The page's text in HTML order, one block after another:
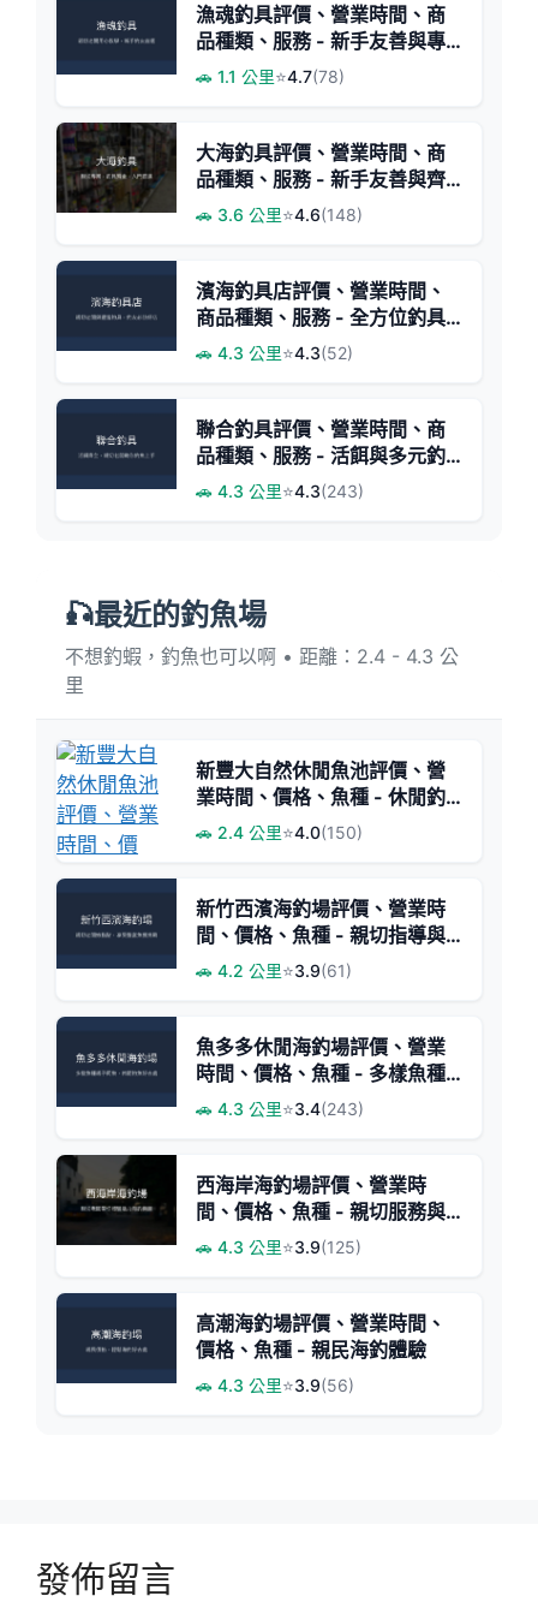
漁魂釣具評價、營業時間、商
品種類、服務 - 新手友善與專
業推薦
🚗 1.1 公里⭐4.7(78)
大海釣具評價、營業時間、商
品種類、服務 - 新手友善與齊
全釣具
🚗 3.6 公里⭐4.6(148)
濱海釣具店評價、營業時間、
商品種類、服務 - 全方位釣具
與專業分享
🚗 4.3 公里⭐4.3(52)
聯合釣具評價、營業時間、商
品種類、服務 - 活餌與多元釣
具選擇
🚗 4.3 公里⭐4.3(243)
🎣最近的釣魚場
不想釣蝦，釣魚也可以啊 • 距離：2.4 - 4.3 公
里
新豐大自然休閒魚池評價、營
業時間、價格、魚種 - 休閒釣
魚與現撈美食結合
🚗 2.4 公里⭐4.0(150)
新竹西濱海釣場評價、營業時
間、價格、魚種 - 親切指導與
豐富魚獲
🚗 4.2 公里⭐3.9(61)
魚多多休閒海釣場評價、營業
時間、價格、魚種 - 多樣魚種
與親子休閒體驗
🚗 4.3 公里⭐3.4(243)
西海岸海釣場評價、營業時
間、價格、魚種 - 親切服務與
活力魚況
🚗 4.3 公里⭐3.9(125)
高潮海釣場評價、營業時間、
價格、魚種 - 親民海釣體驗
🚗 4.3 公里⭐3.9(56)
發佈留言